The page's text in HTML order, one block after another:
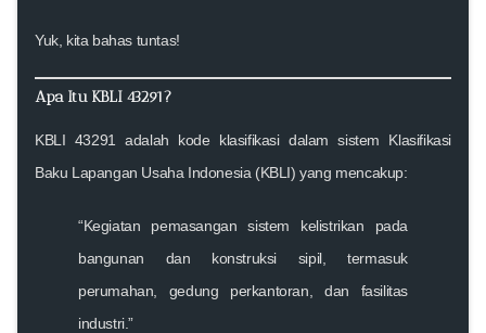
Yuk, kita bahas tuntas!
Apa Itu KBLI 43291?
KBLI 43291 adalah kode klasifikasi dalam sistem Klasifikasi
Baku Lapangan Usaha Indonesia (KBLI) yang mencakup:
“Kegiatan pemasangan sistem kelistrikan pada
bangunan dan konstruksi sipil, termasuk
perumahan, gedung perkantoran, dan fasilitas
industri.”